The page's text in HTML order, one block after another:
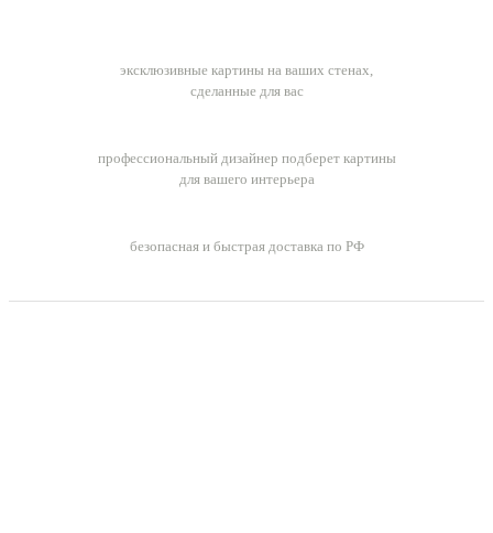
35000 ₽
эксклюзивные картины на ваших стенах,
сделанные для вас
профессиональный дизайнер подберет картины
для вашего интерьера
безопасная и быстрая доставка по РФ